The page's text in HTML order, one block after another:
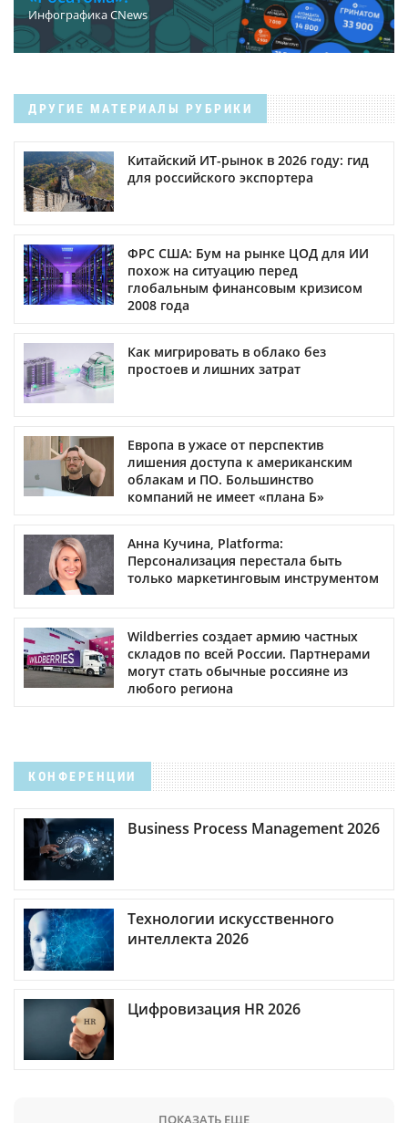
Инфографика CNews
ДРУГИЕ МАТЕРИАЛЫ РУБРИКИ
Китайский ИТ-рынок в 2026 году: гид
для российского экспортера
ФРС США: Бум на рынке ЦОД для ИИ
похож на ситуацию перед
глобальным финансовым кризисом
2008 года
Как мигрировать в облако без
простоев и лишних затрат
Европа в ужасе от перспектив
лишения доступа к американским
облакам и ПО. Большинство
компаний не имеет «плана Б»
Анна Кучина, Platforma:
Персонализация перестала быть
только маркетинговым инструментом
Wildberries создает армию частных
складов по всей России. Партнерами
могут стать обычные россияне из
любого региона
КОНФЕРЕНЦИИ
Business Process Management 2026
Технологии искусственного
интеллекта 2026
Цифровизация HR 2026